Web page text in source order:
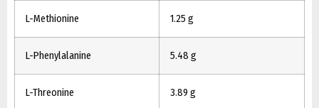
L-Methionine 1.25 g
L-Phenylalanine 5.48 g
L-Threonine 3.89 g